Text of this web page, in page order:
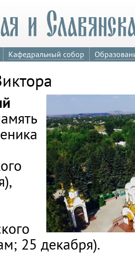
Кафедральный собор
25 декабря).